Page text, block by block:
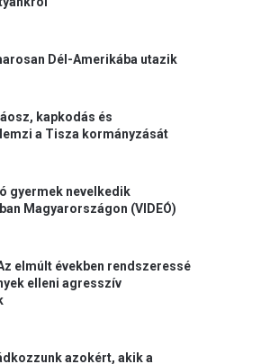
Dél-Amerikába utazik
kapkodás és
a Tisza kormányzását
gyermek nevelkedik
Magyarországon (VIDEÓ)
elmúlt években rendszeressé
elleni agresszív
azokért, akik a